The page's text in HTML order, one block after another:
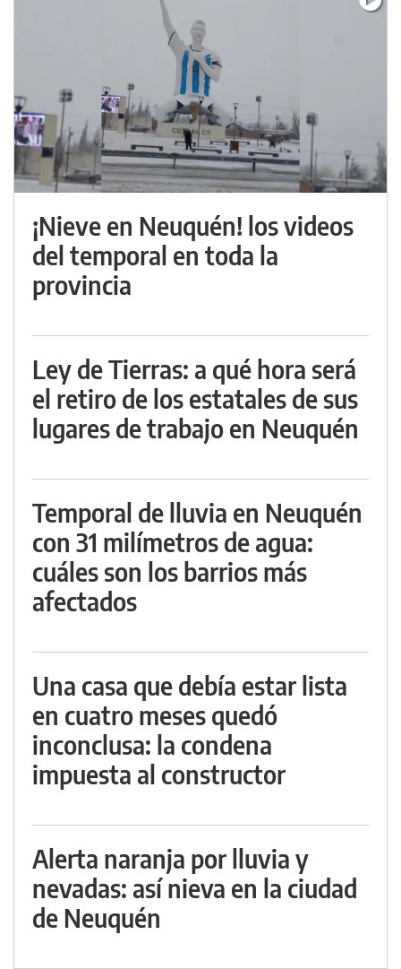
¡Nieve en Neuquén! los videos
del temporal en toda la
provincia
Ley de Tierras: a qué hora será
el retiro de los estatales de sus
lugares de trabajo en Neuquén
Temporal de lluvia en Neuquén
con 31 milímetros de agua:
cuáles son los barrios más
afectados
Una casa que debía estar lista
en cuatro meses quedó
inconclusa: la condena
impuesta al constructor
Alerta naranja por lluvia y
nevadas: así nieva en la ciudad
de Neuquén